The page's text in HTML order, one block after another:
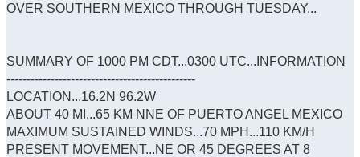
OVER SOUTHERN MEXICO THROUGH TUESDAY...
SUMMARY OF 1000 PM CDT...0300 UTC...INFORMATION
-----------------------------------------------
LOCATION...16.2N 96.2W
ABOUT 40 MI...65 KM NNE OF PUERTO ANGEL MEXICO
MAXIMUM SUSTAINED WINDS...70 MPH...110 KM/H
PRESENT MOVEMENT...NE OR 45 DEGREES AT 8